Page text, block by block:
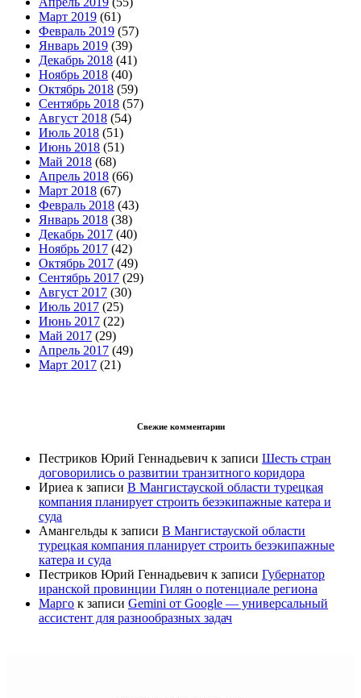
Март 2019 (61)
Февраль 2019 (57)
Январь 2019 (39)
Декабрь 2018 (41)
Ноябрь 2018 (40)
Октябрь 2018 (59)
Сентябрь 2018 (57)
Август 2018 (54)
Июль 2018 (51)
Июнь 2018 (51)
Май 2018 (68)
Апрель 2018 (66)
Март 2018 (67)
Февраль 2018 (43)
Январь 2018 (38)
Декабрь 2017 (40)
Ноябрь 2017 (42)
Октябрь 2017 (49)
Сентябрь 2017 (29)
Август 2017 (30)
Июль 2017 (25)
Июнь 2017 (22)
Май 2017 (29)
Апрель 2017 (49)
Март 2017 (21)
Свежие комментарии
Пестриков Юрий Геннадьевич к записи Шесть стран
договорились о развитии транзитного коридора
Ириеа к записи В Мангистауской области турецкая
компания планирует строить безэкипажные катера и
суда
Амангельды к записи В Мангистауской области
турецкая компания планирует строить безэкипажные
катера и суда
Пестриков Юрий Геннадьевич к записи Губернатор
иранской провинции Гилян о потенциале региона
Марго к записи Gemini от Google — универсальный
ассистент для разнообразных задач